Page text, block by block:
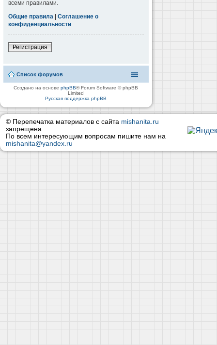
всеми правилами.
Общие правила | Соглашение о
конфиденциальности
Регистрация
Список форумов
Создано на основеphpBB® Forum Software © phpBB
Limited
Русская поддержка phpBB
© Перепечатка материалов с сайта mishanita.ru
запрещена
По всем интересующим вопросам пишите нам на
mishanita@yandex.ru